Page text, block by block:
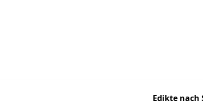
Edikte nach